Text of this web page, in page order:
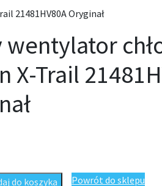
21481HV80A Oryginał
wentylator
X-Trail
chłodnicy Nissan X-Trail
do koszyka Powrót do sklepu